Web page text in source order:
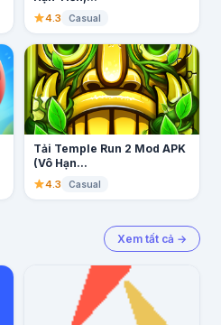
4.3 Casual
Tải Temple Run 2 Mod APK
(Vô Hạn...
4.3 Casual
Xem tất cả →